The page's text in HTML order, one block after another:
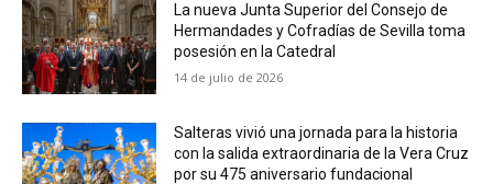
La nueva Junta Superior del Consejo de
Hermandades y Cofradías de Sevilla toma
posesión en la Catedral
14 de julio de 2026
Salteras vivió una jornada para la historia
con la salida extraordinaria de la Vera Cruz
por su 475 aniversario fundacional